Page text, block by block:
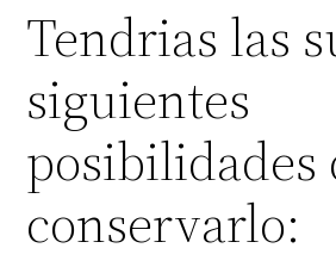
Tendri­as las
siguientes
posibilidades
conservarlo: